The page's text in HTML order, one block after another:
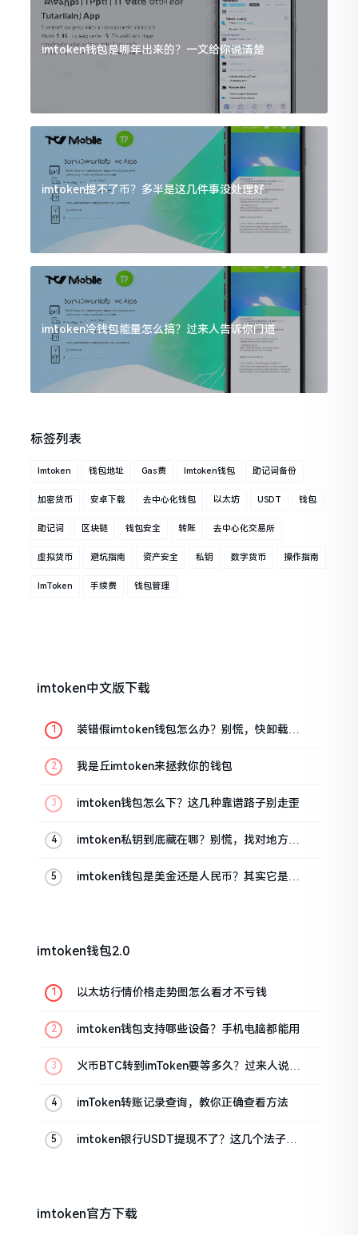
imtoken钱包是哪年出来的？一文给你说清楚
imtoken提不了币？多半是这几件事没处理好
imtoken冷钱包能量怎么搞？过来人告诉你门道
标签列表
Imtoken 钱包地址 Gas费 Imtoken钱包 助记词备份
加密货币 安卓下载 去中心化钱包 以太坊 USDT 钱包
助记词 区块链 钱包安全 转账 去中心化交易所
虚拟货币 避坑指南 资产安全 私钥 数字货币 操作指南
ImToken 手续费 钱包管理
imtoken中文版下载
装错假imtoken钱包怎么办？别慌，快卸载，
我是丘imtoken来拯救你的钱包
imtoken钱包怎么下？这几种靠谱路子别走歪
imtoken私钥到底藏在哪？别慌，找对地方才
imtoken钱包是美金还是人民币？其实它是个
imtoken钱包2.0
以太坊行情价格走势图怎么看才不亏钱
imtoken钱包支持哪些设备？手机电脑都能用
火币BTC转到imToken要等多久？过来人说说
imToken转账记录查询，教你正确查看方法
imtoken银行USDT提现不了？这几个法子能
imtoken官方下载